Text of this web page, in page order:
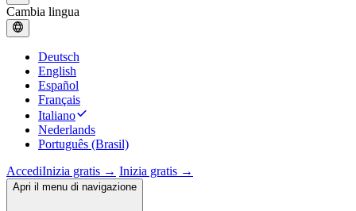
Cambia lingua
Deutsch
English
Español
Français
Italiano
Nederlands
Português (Brasil)
AccediInizia gratis → Inizia gratis →
Apri il menu di navigazione